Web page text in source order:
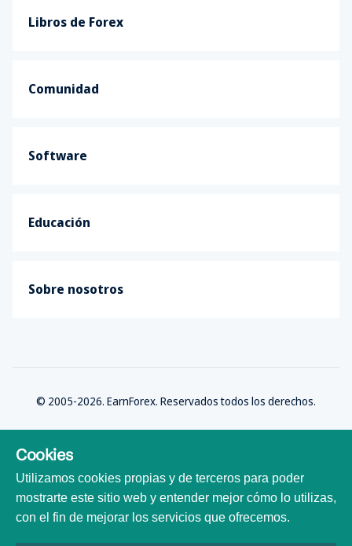
Libros de Forex
Comunidad
Software
Educación
Sobre nosotros
© 2005-2026. EarnForex. Reservados todos los derechos.
Desarrollado por
Cookies
Utilizamos cookies propias y de terceros para poder
mostrarte este sitio web y entender mejor cómo lo utilizas,
con el fin de mejorar los servicios que ofrecemos.